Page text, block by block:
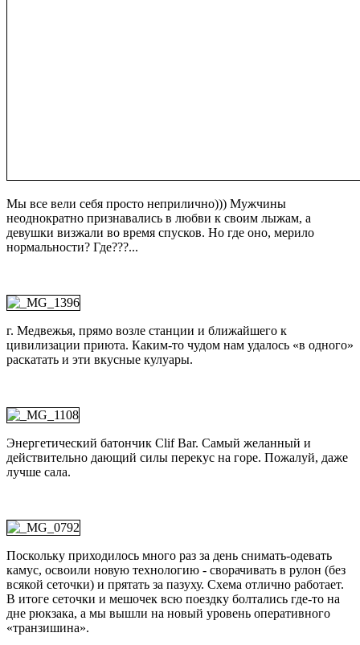
Мы все вели себя просто неприлично))) Мужчины
неоднократно признавались в любви к своим лыжам, а
девушки визжали во время спусков. Но где оно, мерило
нормальности? Где???...
г. Медвежья, прямо возле станции и ближайшего к
цивилизации приюта. Каким-то чудом нам удалось «в одного»
раскатать и эти вкусные кулуары.
Энергетический батончик Clif Bar. Самый желанный и
действительно дающий силы перекус на горе. Пожалуй, даже
лучше сала.
Поскольку приходилось много раз за день снимать-одевать
камус, освоили новую технологию - сворачивать в рулон (без
всякой сеточки) и прятать за пазуху. Схема отлично работает.
В итоге сеточки и мешочек всю поездку болтались где-то на
дне рюкзака, а мы вышли на новый уровень оперативного
«транзишина».